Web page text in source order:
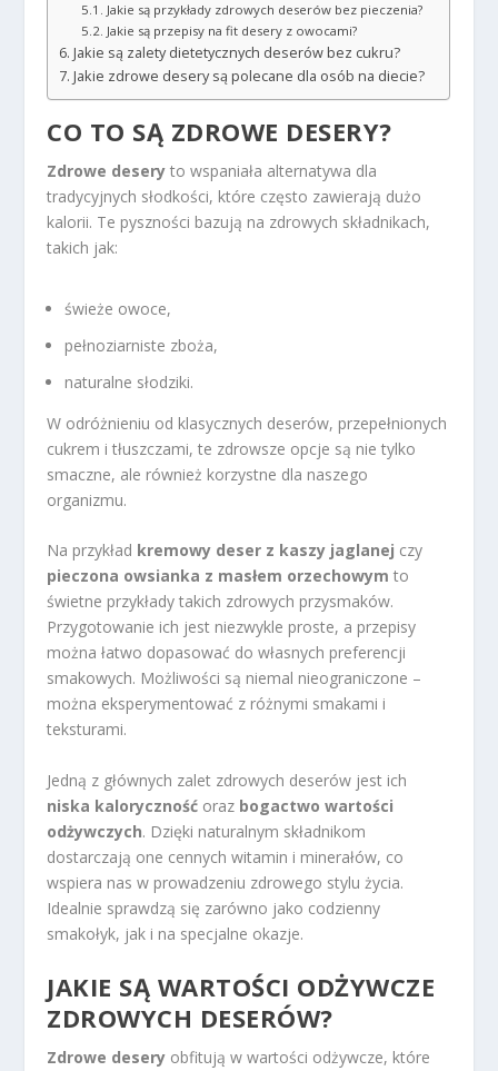
Jakie są przykłady zdrowych deserów bez pieczenia?
Jakie są przepisy na fit desery z owocami?
Jakie są zalety dietetycznych deserów bez cukru?
Jakie zdrowe desery są polecane dla osób na diecie?
CO TO SĄ ZDROWE DESERY?
Zdrowe desery to wspaniała alternatywa dla
tradycyjnych słodkości, które często zawierają dużo
kalorii. Te pyszności bazują na zdrowych składnikach,
takich jak:
świeże owoce,
pełnoziarniste zboża,
naturalne słodziki.
W odróżnieniu od klasycznych deserów, przepełnionych
cukrem i tłuszczami, te zdrowsze opcje są nie tylko
smaczne, ale również korzystne dla naszego
organizmu.
Na przykład kremowy deser z kaszy jaglanej czy
pieczona owsianka z masłem orzechowym to
świetne przykłady takich zdrowych przysmaków.
Przygotowanie ich jest niezwykle proste, a przepisy
można łatwo dopasować do własnych preferencji
smakowych. Możliwości są niemal nieograniczone –
można eksperymentować z różnymi smakami i
teksturami.
Jedną z głównych zalet zdrowych deserów jest ich
niska kaloryczność oraz bogactwo wartości
odżywczych. Dzięki naturalnym składnikom
dostarczają one cennych witamin i minerałów, co
wspiera nas w prowadzeniu zdrowego stylu życia.
Idealnie sprawdzą się zarówno jako codzienny
smakołyk, jak i na specjalne okazje.
JAKIE SĄ WARTOŚCI ODŻYWCZE
ZDROWYCH DESERÓW?
Zdrowe desery obfitują w wartości odżywcze, które